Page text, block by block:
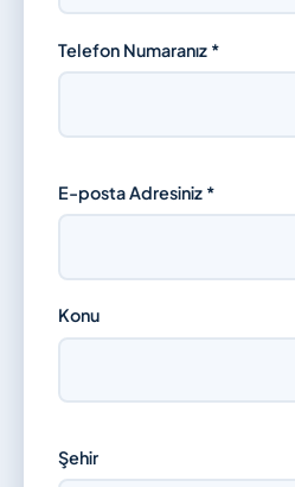
Telefon Numaranız *
E-posta Adresiniz *
Konu
Şehir